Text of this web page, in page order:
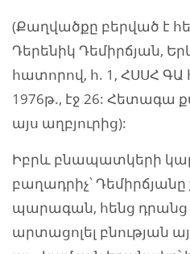
(Քաղվածքը բերված է
Դերենիկ Դեմիրճյան,
հատորով, հ. 1, ՀՍՍՀ
1976թ., էջ 26: Հետագա
այս աղբյուրից):
Իբրև բնապատկերի
բաղադրիչ՝ Դեմիրճյանը
պարագան, հենց դրանց
արտացոլել բնության